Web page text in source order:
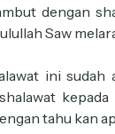
dengan
Saw
ini sudah
tahu kan